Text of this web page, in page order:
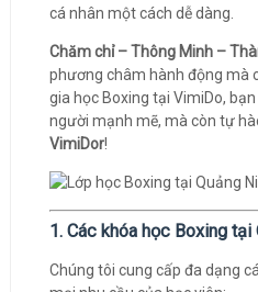
cá nhân một cách dễ dàng.
Chăm chỉ – Thông Minh –
phương châm hành động mà
gia học Boxing tại VimiDo,
người mạnh mẽ, mà còn tự
VimiDor!
1. Các khóa học Boxing tại
Chúng tôi cung cấp đa dạng